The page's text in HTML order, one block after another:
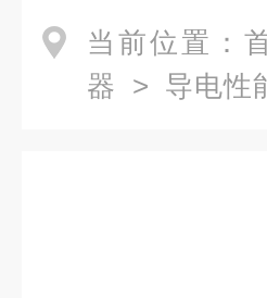
当前位置：
器 > 导电性